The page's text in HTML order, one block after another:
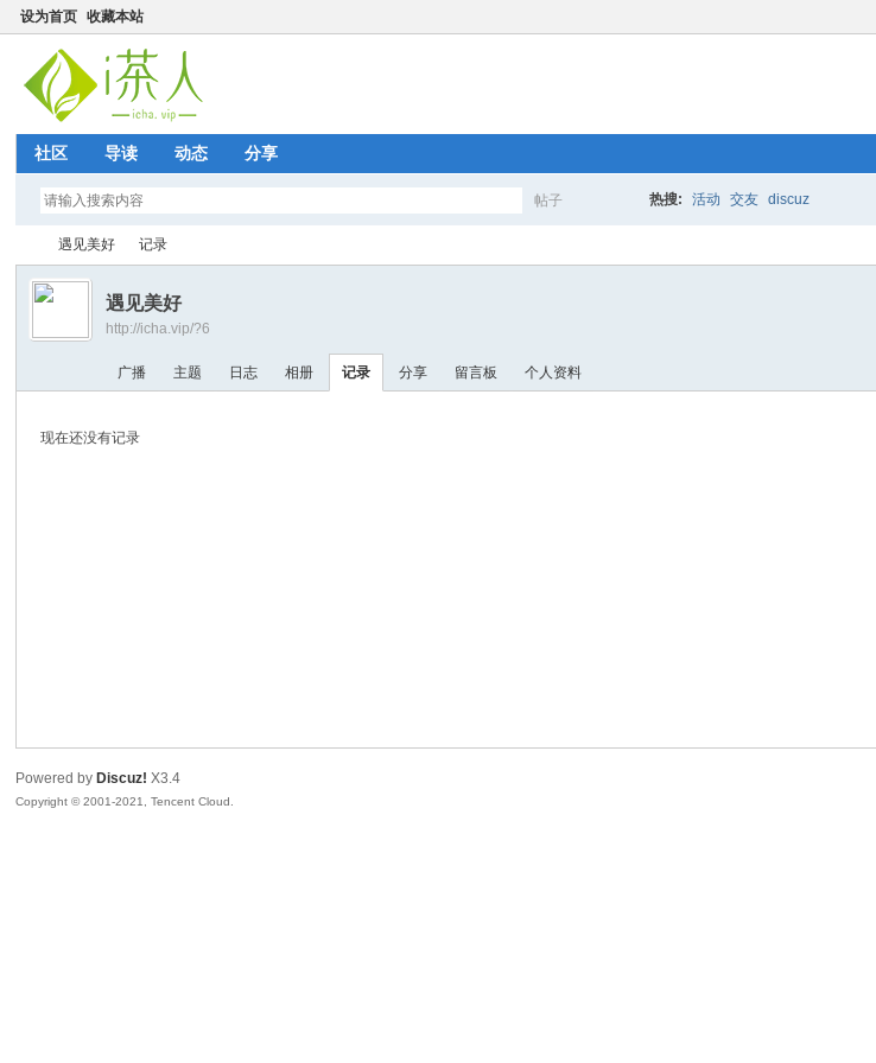
设为首页 收藏本站
社区 导读 动态 分享
帖子 热搜: 活动 交友 discuz
i茶›
遇见美好 记录
遇见美好
http://icha.vip/?6
广播 主题 日志 相册 记录 分享 留言板 个人资料
现在还没有记录
Powered by Discuz! X3.4
Copyright © 2001-2021, Tencent Cloud.